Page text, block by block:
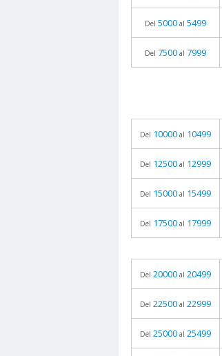
Del 5000 al 5499
Del 7500 al 7999
Del 10000 al 10499
Del 12500 al 12999
Del 15000 al 15499
Del 17500 al 17999
Del 20000 al 20499
Del 22500 al 22999
Del 25000 al 25499